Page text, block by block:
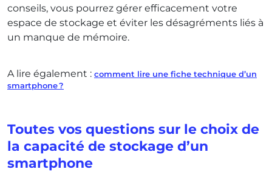
conseils, vous pourrez gérer efficacement votre
espace de stockage et éviter les désagréments liés à
un manque de mémoire.
A lire également : comment lire une fiche technique d’un
smartphone ?
Toutes vos questions sur le choix de
la capacité de stockage d’un
smartphone